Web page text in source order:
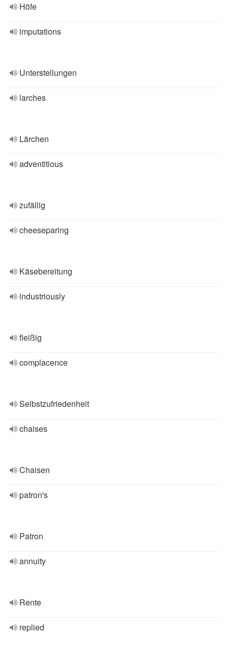
Höfe
imputations
Unterstellungen
larches
Lärchen
adventitious
zufällig
cheeseparing
Käsebereitung
industriously
fleißig
complacence
Selbstzufriedenheit
chaises
Chaisen
patron's
Patron
annuity
Rente
replied